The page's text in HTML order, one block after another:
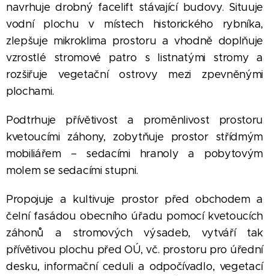
navrhuje drobný facelift stávající budovy. Situuje
vodní plochu v místech historického rybníka,
zlepšuje mikroklima prostoru a vhodně doplňuje
vzrostlé stromové patro s listnatými stromy a
rozšiřuje vegetační ostrovy mezi zpevněnými
plochami.
Podtrhuje přívětivost a proměnlivost prostoru
kvetoucími záhony, zobytňuje prostor střídmým
mobiliářem – sedacími hranoly a pobytovým
molem se sedacími stupni.
Propojuje a kultivuje prostor před obchodem a
čelní fasádou obecního úřadu pomocí kvetoucích
záhonů a stromových výsadeb, vytváří tak
přívětivou plochu před OÚ, vč. prostoru pro úřední
desku, informační ceduli a odpočívadlo, vegetací